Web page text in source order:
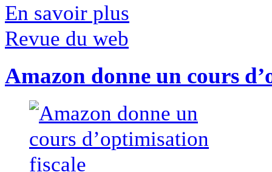
En savoir plus
Revue du web
Amazon donne un cours